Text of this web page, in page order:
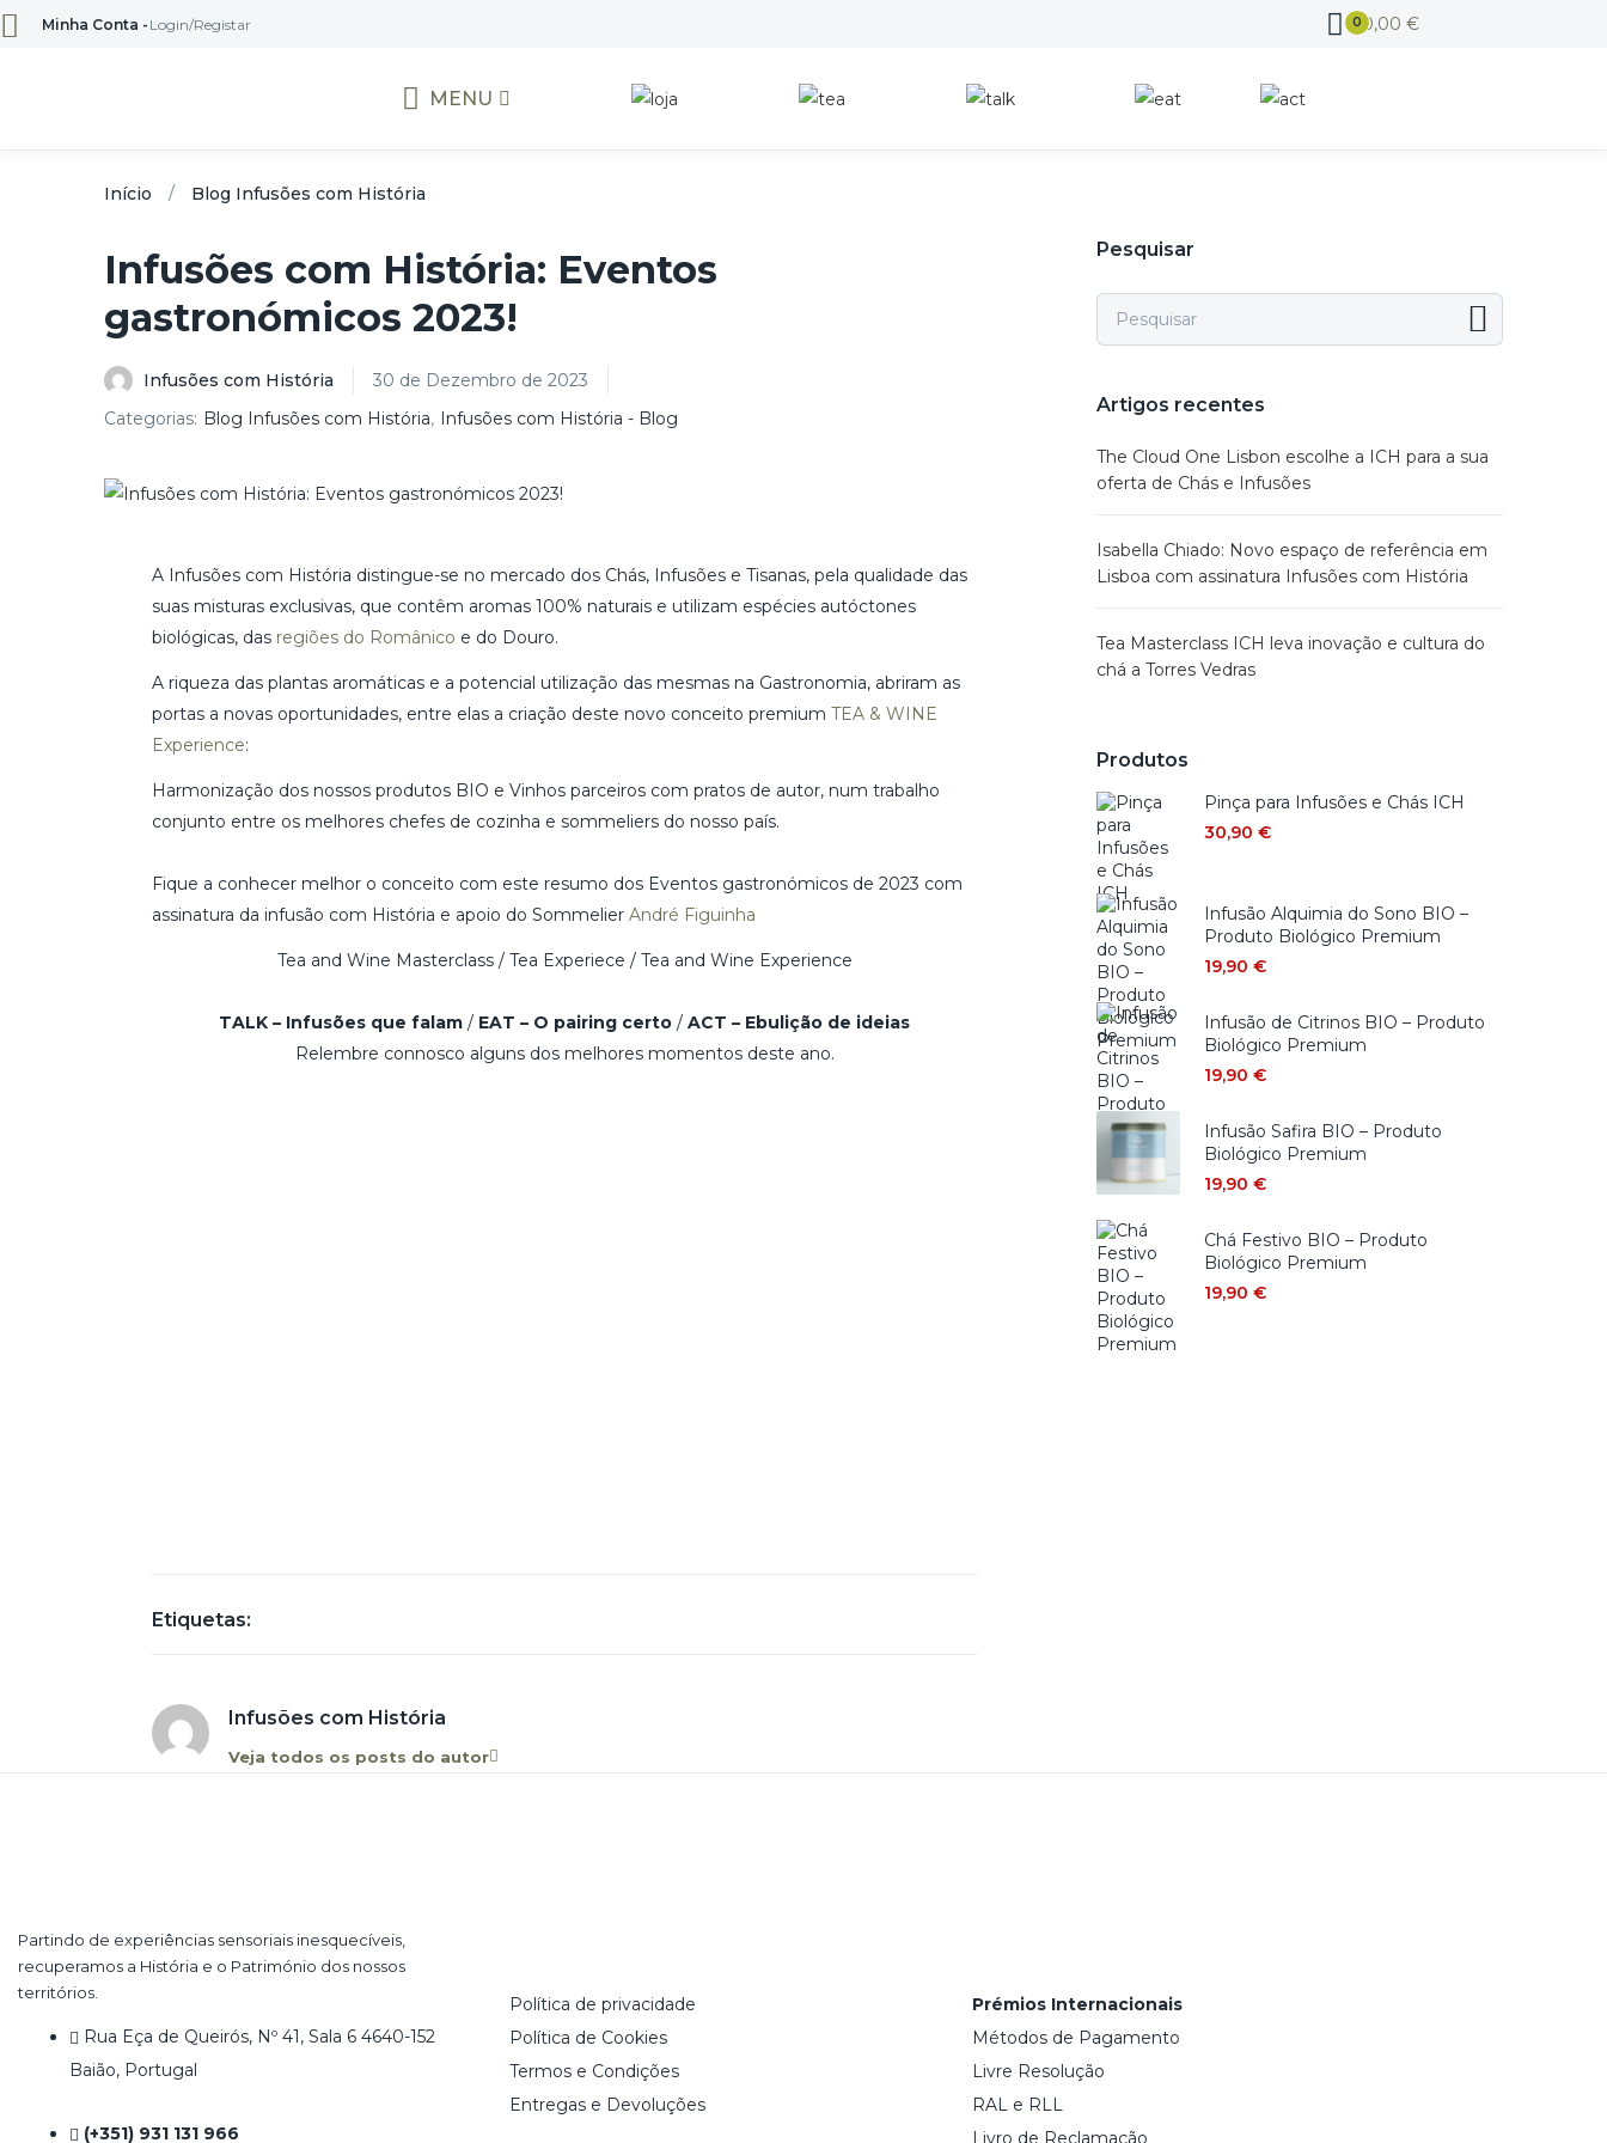
Minha Conta - Login/Registar 0 0,00€
MENU
Início Blog Infusões com História
Infusões com História: Eventos
gastronómicos 2023!
Infusões com História
30 de Dezembro de 2023
Categorias: Blog Infusões com História, Infusões com História - Blog
A Infusões com História distingue-se no mercado dos Chás, Infusões e Tisanas, pela qualidade das
suas misturas exclusivas, que contêm aromas 100% naturais e utilizam espécies autóctones
biológicas, das regiões do Românico e do Douro.
A riqueza das plantas aromáticas e a potencial utilização das mesmas na Gastronomia, abriram as
portas a novas oportunidades, entre elas a criação deste novo conceito premium TEA & WINE
Experience:
Harmonização dos nossos produtos BIO e Vinhos parceiros com pratos de autor, num trabalho
conjunto entre os melhores chefes de cozinha e sommeliers do nosso país.
Fique a conhecer melhor o conceito com este resumo dos Eventos gastronómicos de 2023 com
assinatura da infusão com História e apoio do Sommelier André Figuinha
Tea and Wine Masterclass / Tea Experiece / Tea and Wine Experience
TALK – Infusões que falam / EAT – O pairing certo / ACT – Ebulição de ideias
Relembre connosco alguns dos melhores momentos deste ano.
Etiquetas:
Infusões com História
Veja todos os posts do autor
Pesquisar
Artigos recentes
The Cloud One Lisbon escolhe a ICH para a sua
oferta de Chás e Infusões
Isabella Chiado: Novo espaço de referência em
Lisboa com assinatura Infusões com História
Tea Masterclass ICH leva inovação e cultura do
chá a Torres Vedras
Produtos
Pinça para Infusões e Chás ICH
30,90 €
Infusão Alquimia do Sono BIO –
Produto Biológico Premium
19,90 €
Infusão de Citrinos BIO – Produto
Biológico Premium
19,90 €
Infusão Safira BIO – Produto
Biológico Premium
19,90 €
Chá Festivo BIO – Produto
Biológico Premium
19,90 €
Partindo de experiências sensoriais inesquecíveis,
recuperamos a História e o Património dos nossos
territórios.
Rua Eça de Queirós, Nº 41, Sala 6 4640-152
Baião, Portugal
(+351) 931 131 966
Política de privacidade
Política de Cookies
Termos e Condições
Entregas e Devoluções
Prémios Internacionais
Métodos de Pagamento
Livre Resolução
RAL e RLL
Livro de Reclamação